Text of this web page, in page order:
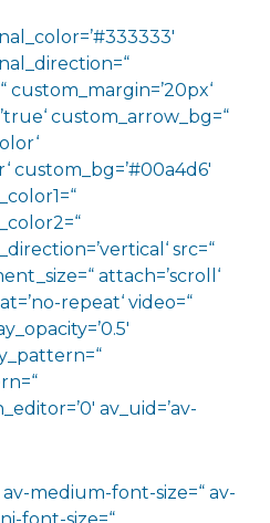
custom_arrow_bg=“
custom_bg=’#00a4d6′
src=“
attach=’scroll‘
repeat‘ video=“
av_uid=’av-
av-medium-font-size=“ av-
font-size=“